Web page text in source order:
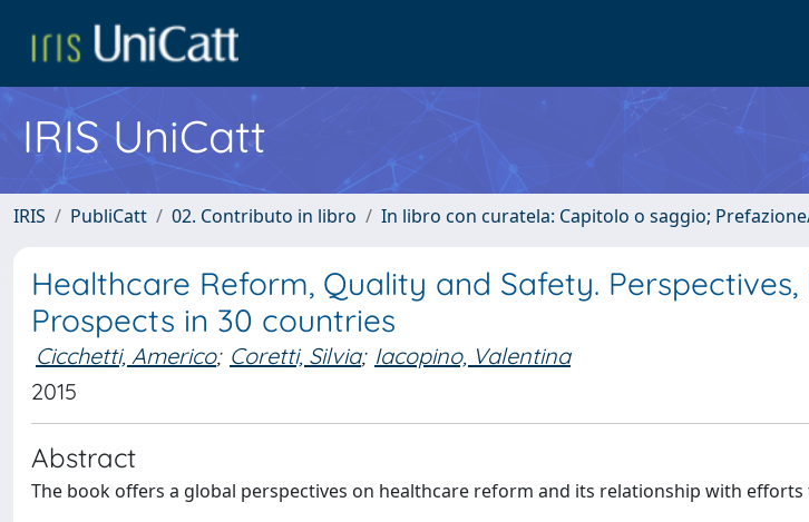
IRIS UniCatt
IRIS PubliCatt 02. Contributo in libro In libro con curatela: Capitolo o saggio;
Healthcare Reform, Quality and Safety.
Prospects in 30 countries
Cicchetti, Americo; Coretti, Silvia; Iacopino, Valentina
2015
Abstract
The book offers a global perspectives on healthcare reform and its relationship with